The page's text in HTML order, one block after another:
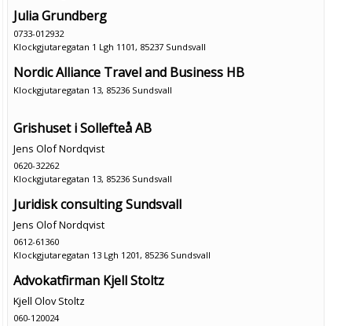
Julia Grundberg
0733-012932
Klockgjutaregatan 1 Lgh 1101, 85237 Sundsvall
Nordic Alliance Travel and Business HB
Klockgjutaregatan 13, 85236 Sundsvall
Grishuset i Sollefteå AB
Jens Olof Nordqvist
0620-32262
Klockgjutaregatan 13, 85236 Sundsvall
Juridisk consulting Sundsvall
Jens Olof Nordqvist
0612-61360
Klockgjutaregatan 13 Lgh 1201, 85236 Sundsvall
Advokatfirman Kjell Stoltz
Kjell Olov Stoltz
060-120024